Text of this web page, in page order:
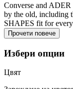
Converse and
by the old, including
SHAPES fit for
Прочети повече
Избери опции
Цвят